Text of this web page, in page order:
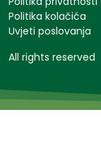
Politika kolačića
Uvjeti poslovanja
All rights reserved